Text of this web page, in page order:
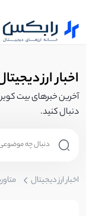
اخبار ارز
آخرین خبرهای بیت کوین
دنبال کنید.
اخبار ارز دیجیتال